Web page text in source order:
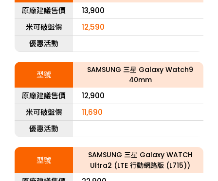
原廠建議售價
13,900
米可破盤價
12,590
優惠活動
型號
SAMSUNG 三星 Galaxy Watch9
40mm
原廠建議售價
12,900
米可破盤價
11,690
優惠活動
型號
SAMSUNG 三星 Galaxy WATCH
Ultra2 (LTE 行動網路版 (L715))